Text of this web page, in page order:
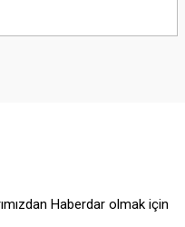
kullanarak tarafımıza
Haberdar olmak için